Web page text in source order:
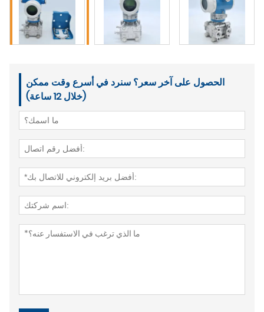
الحصول على آخر سعر؟ سنرد في أسرع وقت ممكن
(خلال 12 ساعة)